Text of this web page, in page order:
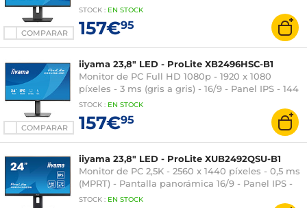
COMPARAR
16:9 - Panel IPS - 120 Hz - Sincronización
adaptativa - HDMI/Puerto de pantalla - Pivotante
- Hub USB - Negro
STOCK : EN STOCK
157€95
COMPARAR
iiyama 23,8" LED - ProLite XB2496HSC-B1
Monitor de PC Full HD 1080p - 1920 x 1080
píxeles - 3 ms (gris a gris) - 16/9 - Panel IPS - 144
Hz - HDMI/USB-C - Pivotante - Hub USB - Negro
STOCK : EN STOCK
157€95
iiyama 23,8" LED - ProLite XUB2492QSU-B1
Monitor de PC 2,5K - 2560 x 1440 píxeles - 0,5 ms
(MPRT) - Pantalla panorámica 16/9 - Panel IPS -
100 Hz - FreeSync - DisplayPort/HDMI - Pivotante
STOCK : EN STOCK